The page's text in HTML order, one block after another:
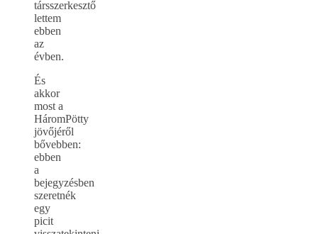
társszerkesztő
lettem
ebben
az
évben.
És
akkor
most a
HáromPötty
jövőjéről
bővebben:
ebben
a
bejegyzésben
szeretnék
egy
picit